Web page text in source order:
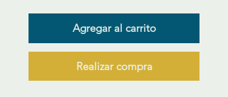
Agregar al carrito
Realizar compra